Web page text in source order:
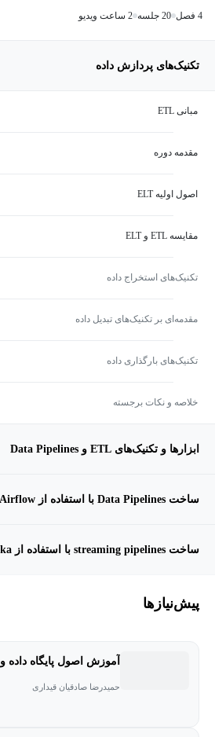
4 فصل 20 جلسه 2 ساعت ویدیو
تکنیک‌های پردازش داده‌
مبانی ETL
مقدمه دوره
اصول اولیه ELT
مقایسه ETL و ELT
تکنیک‌های استخراج داده‌
مقدمه‌ای بر تکنیک‌های تبدیل داده‌
تکنیک‌های بارگذاری داده‌
خلاصه و نکات برجسته
ابزارها و تکنیک‌های ETL و Data Pipelines
ساخت Data Pipelines با استفاده از Airflow
ساخت streaming pipelines با استفاده از Kafka
پیش‌نیاز‌ها
آموزش اصول پایگاه داده و SQL Server
حمیدرضا صادقیان قیداری